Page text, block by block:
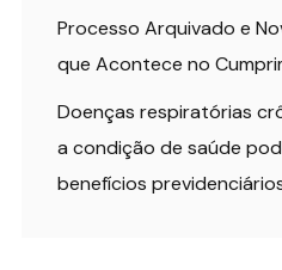
Processo Arquivado e
que Acontece no
Doenças respiratórias
a condição de saúde
benefícios